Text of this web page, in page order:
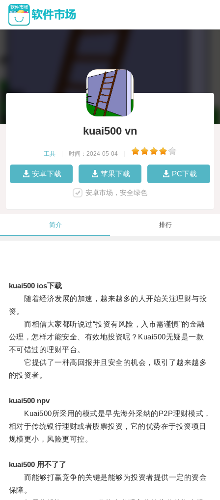
kuai500 vn
工具 时间：2024-05-04
安卓下载 苹果下载 PC下载
安卓市场，安全绿色
简介 排行
kuai500 ios下载
随着经济发展的加速，越来越多的人开始关注理财与投
资。
而相信大家都听说过“投资有风险，入市需谨慎”的金融
公理，怎样才能安全、有效地投资呢？Kuai500无疑是一款
不可错过的理财平台。
它提供了一种高回报并且安全的机会，吸引了越来越多
的投资者。
kuai500 npv
Kuai500所采用的模式是早先海外采纳的P2P理财模式，
相对于传统银行理财或者股票投资，它的优势在于投资项目
规模更小，风险更可控。
kuai500 用不了了
而能够打赢竞争的关键是能够为投资者提供一定的资金
保障。